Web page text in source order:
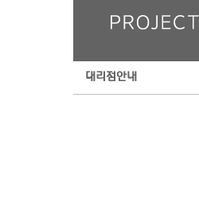
대리점안내